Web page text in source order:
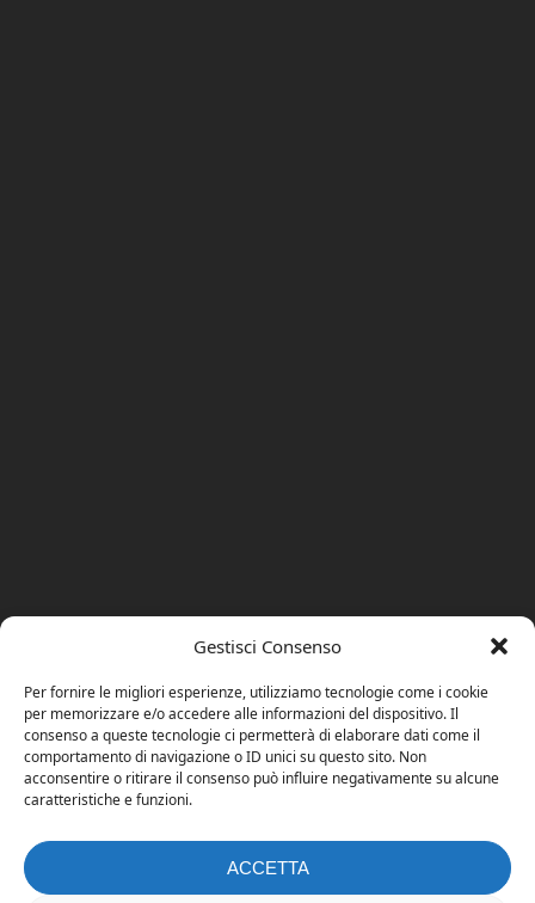
Gestisci Consenso
Per fornire le migliori esperienze, utilizziamo tecnologie come i cookie
per memorizzare e/o accedere alle informazioni del dispositivo. Il
consenso a queste tecnologie ci permetterà di elaborare dati come il
comportamento di navigazione o ID unici su questo sito. Non
acconsentire o ritirare il consenso può influire negativamente su alcune
caratteristiche e funzioni.
ACCETTA